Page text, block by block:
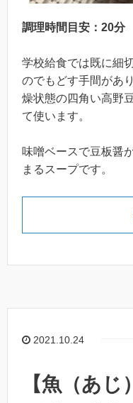
調理時間目安：20分
学校給食では既に細
のでもどす手間があ
燥状態の四角い高野
て使います。
味噌ベースで豆板醤
まるスープです。
2021.10.24
【魚（あ